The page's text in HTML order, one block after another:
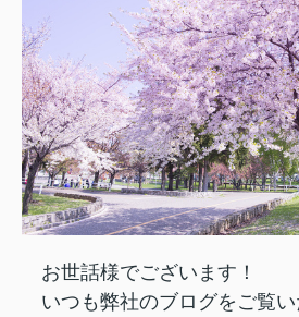
お世話様でございます！
いつも弊社のブログをご覧い